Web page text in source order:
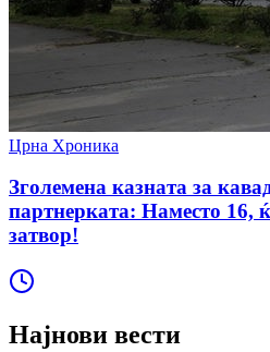
Црна Хроника
Зголемена казната за
партнерката: Наместо 16,
затвор!
Најнови вести